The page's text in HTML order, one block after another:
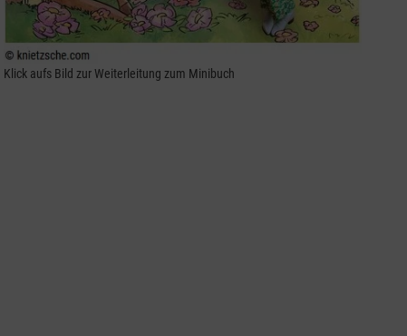
Klick aufs Bild zur Weiterleitung zum Minibuch